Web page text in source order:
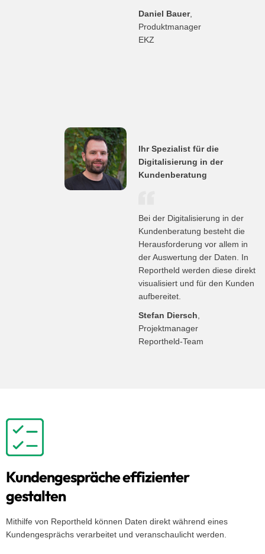
Daniel Bauer,
Produktmanager
EKZ
Ihr Spezialist für die
Digitalisierung in der
Kundenberatung
Bei der Digitalisierung in der
Kundenberatung besteht die
Herausforderung vor allem in
der Auswertung der Daten. In
Reportheld werden diese direkt
visualisiert und für den Kunden
aufbereitet.
Stefan Diersch
Projektmanager
Reportheld-Team
Kundengespräche effizienter
gestalten
Mithilfe von Reportheld können Daten direkt während eines
Kundengesprächs verarbeitet und veranschaulicht werden.